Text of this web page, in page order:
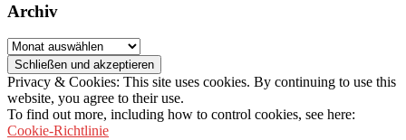
Archiv
Archiv
Privacy & Cookies: This site uses cookies. By continuing to use this
website, you agree to their use.
To find out more, including how to control cookies, see here:
Cookie-Richtlinie